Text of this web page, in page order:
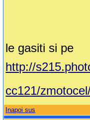
le gasiti si pe
http://
cc121/
Inapoi sus